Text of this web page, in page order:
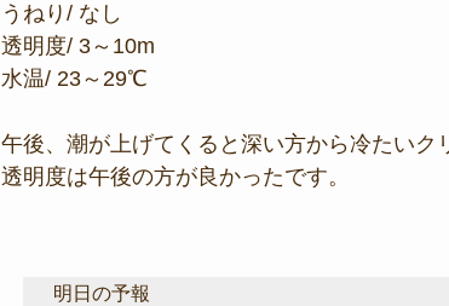
うねり/ なし
透明度/ 3～10m
水温/ 23～29℃
午後、潮が上げてくると深い方から冷たいク
透明度は午後の方が良かったです。
明日の予報